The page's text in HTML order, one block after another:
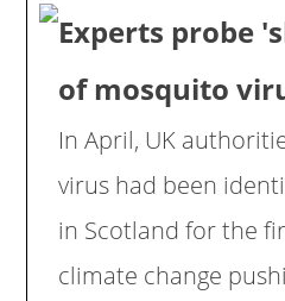
Experts probe
of mosquito
In April, UK
virus had been
in Scotland for the
climate change